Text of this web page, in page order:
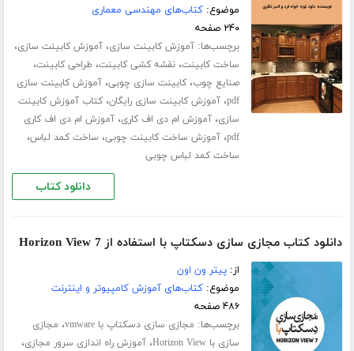
موضوع:کتاب‌های مهندسی معماری
۲۴۰ صفحه
برچسب‌ها:آموزش کابینت سازی،آموزش کابینت سازی،
ساخت کابینت،نقشه کشی کابینت، طراحی کابینت،
صنایع چوب،کابینت سازی چوبی،آموزش کابینت سازی
pdf،آموزش کابینت سازی رایگان،کتاب آموزش کابینت
سازی،آموزش ام دی اف کاری،آموزش ام دی اف کاری
pdf،آموزش ساخت کابینت چوبی، ساخت کمد لباس،
ساخت کمد لباس چوبی
دانلود کتاب
دانلود کتاب مجازی سازی دسکتاپ با استفاده از Horizon View 7
از:پیتر ون اون
موضوع:کتاب‌های آموزش کامپیوتر و اینترنت
۴۸۶ صفحه
برچسب‌ها: مجازی سازی دسکتاپ با vmware ، مجازی
سازی با Horizon View
،آموزش راه اندازی سرور مجازی،